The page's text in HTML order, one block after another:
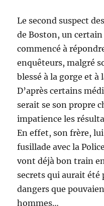
Le second suspect
de Boston, un
commencé à
enquêteurs, malgré
blessé à la gorge et à
D’après certains
serait se son propre
impatience les
En effet, son frère,
fusillade avec la
vont déjà bon train
secrets qui aurait été
dangers que
hommes…